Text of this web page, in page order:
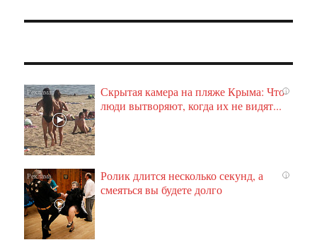
i
Скрытая камера на пляже Крыма: Что
люди вытворяют, когда их не видят...
i
Ролик длится несколько секунд, а
смеяться вы будете долго